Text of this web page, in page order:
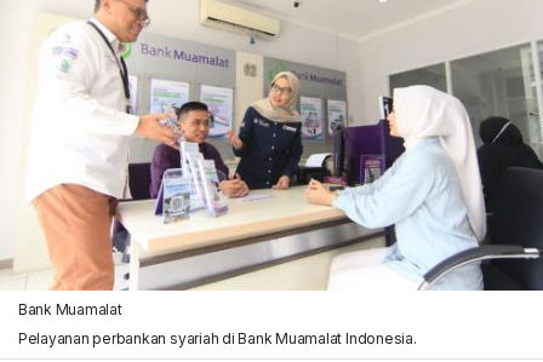
Bank Muamalat
Pelayanan perbankan syariah di Bank Muamalat Indonesia.